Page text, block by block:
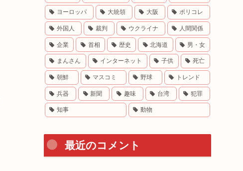
ヨーロッパ 大統領 大阪 ポリコレ
外国人 裁判 ウクライナ 人間関係
企業 首相 歴史 北海道 男・女
まんさん インターネット 子供 死亡
朝鮮 マスコミ 野球 トレンド
兵器 新聞 趣味 台湾 犯罪
知事 動物
最近のコメント